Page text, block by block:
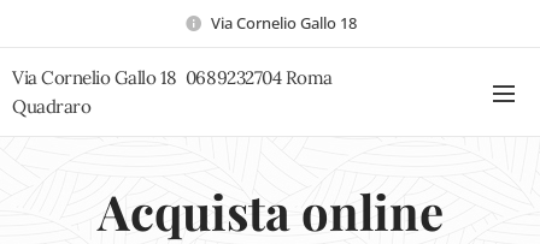
Via Cornelio Gallo 18
Via Cornelio Gallo 18 0689232704 Roma
Quadraro
Acquista online